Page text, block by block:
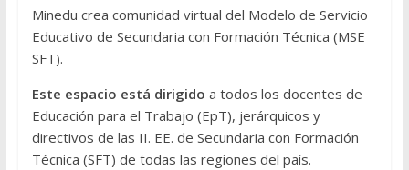
Minedu crea comunidad virtual del Modelo de Servicio
Educativo de Secundaria con Formación Técnica (MSE
SFT).
Este espacio está dirigido a todos los docentes de
Educación para el Trabajo (EpT), jerárquicos y
directivos de las II. EE. de Secundaria con Formación
Técnica (SFT) de todas las regiones del país.